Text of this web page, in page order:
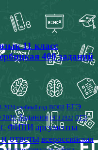
11 класс
400 заданий
2024 учебный год ВОШ ЕГЭ
2026 Задания ОГЭ 2022 ОГЭ
ФИПИ аргументы
ответы всероссийская